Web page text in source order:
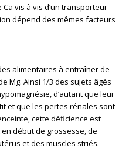
vis à vis d’un transporteur
dépend des mêmes facteurs
alimentaires à entraîner de
Mg. Ainsi 1/3 des sujets âgés
d’autant que leur
et que les pertes rénales sont
cette déficience est
début de grossesse, de
et des muscles striés.